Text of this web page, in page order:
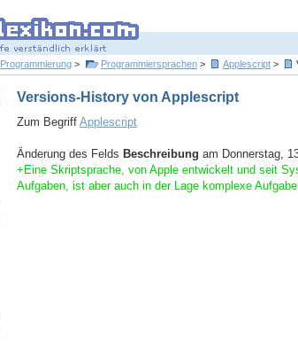
Programmierung > Programmiersprachen > Applescript >
Versions-History von Applescript
Zum Begriff Applescript
Änderung des Felds Beschreibung am Donnerstag,
+Eine Skriptsprache, von Apple entwickelt und seit
Aufgaben, ist aber auch in der Lage komplexe